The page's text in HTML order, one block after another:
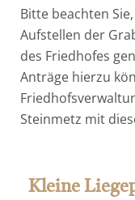
Bitte beachten
Aufstellen der
des Friedhofes
Anträge hierzu
Steinmetz mit
Kleine